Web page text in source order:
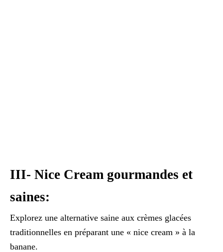
III- Nice Cream gourmandes et
saines:
Explorez une alternative saine aux crèmes glacées
traditionnelles en préparant une « nice cream » à la
banane.